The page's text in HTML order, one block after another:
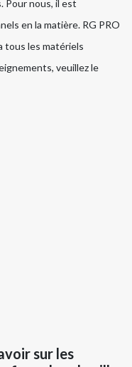
Pour nous, il est
en la matière. RG PRO
tous les matériels
veuillez le
sur les